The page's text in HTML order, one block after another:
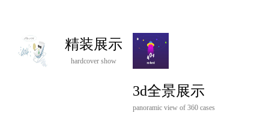
精装展示
hardcover show
3d全景展示
panoramic view of 360 cases